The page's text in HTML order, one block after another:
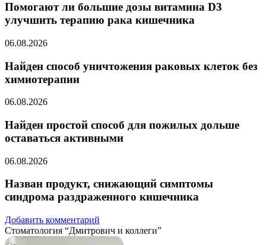
Помогают ли большие дозы витамина D3
улучшить терапию рака кишечника
06.08.2026
Найден способ уничтожения раковых клеток без
химиотерапии
06.08.2026
Найден простой способ для пожилых дольше
оставаться активными
06.08.2026
Назван продукт, снижающий симптомы
синдрома раздраженного кишечника
Добавить комментарий
Стоматология “Дмитрович и коллеги”